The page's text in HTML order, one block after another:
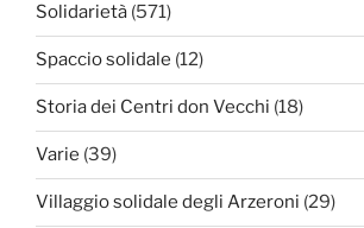
Solidarietà (571)
Spaccio solidale (12)
Storia dei Centri don Vecchi (18)
Varie (39)
Villaggio solidale degli Arzeroni (29)